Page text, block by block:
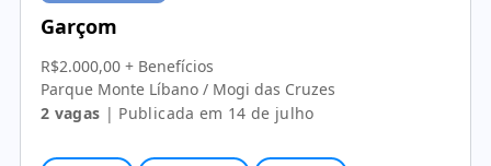
Garçom
R$2.000,00 + Benefícios
Parque Monte Líbano / Mogi das Cruzes
2 vagas | Publicada em 14 de julho